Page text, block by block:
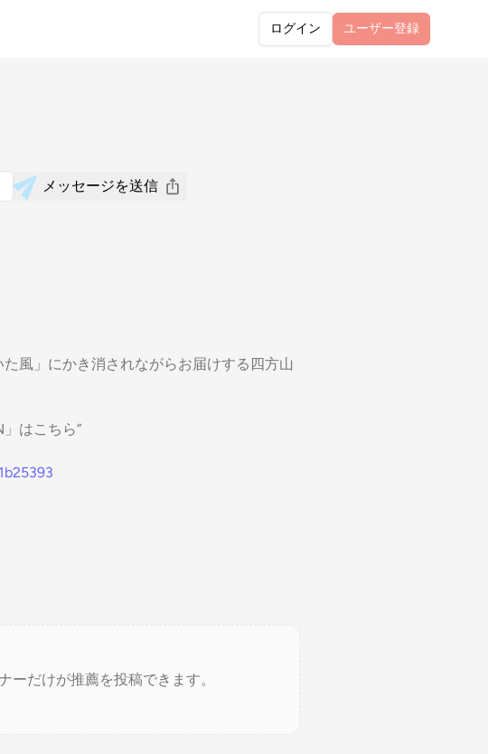
ログイン ユーザー登録
メッセージを送信
風」にかき消されながらお届けする四方山
はこちら”
ーだけが推薦を投稿できます。